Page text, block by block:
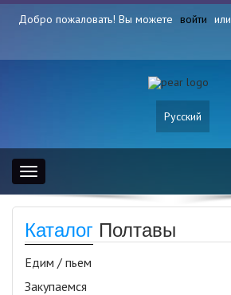
Добро пожаловать! Вы можете войти или
Русский
Toggle
navigation
Каталог Полтавы
Едим / пьем
Закупаемся